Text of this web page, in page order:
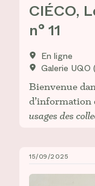
CIÉCO,
n° 11
En ligne
Galerie UQO
Bienvenue
usages des
CIÉCO,
15/09/2025